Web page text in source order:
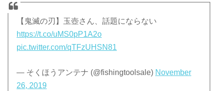
【鬼滅の刃】玉壺さん、話題にならない
https://t.co/uMS0pP1A2o
pic.twitter.com/qTFzUHSN81
— そくほうアンテナ (@fishingtoolsale) November
26, 2019